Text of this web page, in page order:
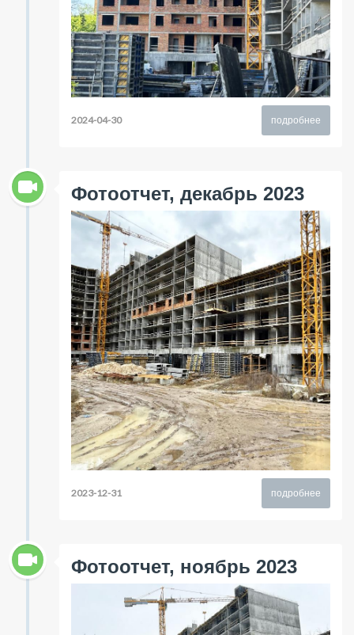
подробнее
2024-04-30
Фотоотчет, декабрь 2023
подробнее
2023-12-31
Фотоотчет, ноябрь 2023